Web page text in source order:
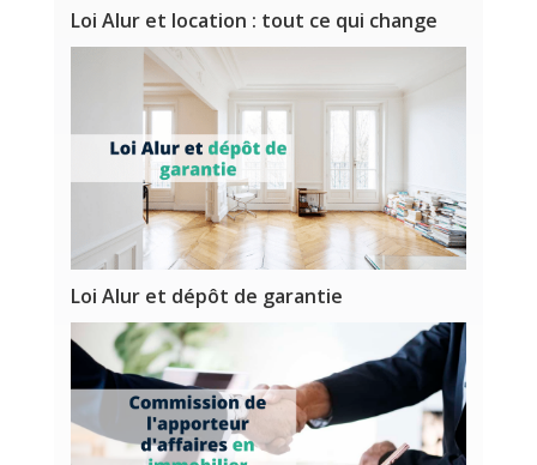
Loi Alur et location : tout ce qui change
Loi Alur et dépôt de garantie